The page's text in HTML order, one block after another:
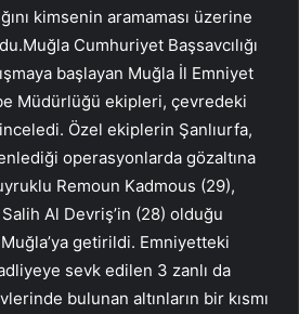
kimsenin aramaması üzerine
Cumhuriyet Başsavcılığı
başlayan Muğla İl Emniyet
Müdürlüğü ekipleri, çevredeki
Özel ekiplerin Şanlıurfa,
operasyonlarda gözaltına
Remoun Kadmous (29),
Al Devriş’in (28) olduğu
getirildi. Emniyetteki
sevk edilen 3 zanlı da
bulunan altınların bir kısmı